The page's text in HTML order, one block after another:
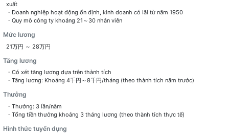
xuất
・Doanh nghiệp hoạt động ổn định, kinh doanh có lãi từ năm 1950
・Quy mô công ty khoảng 21～30 nhân viên
Mức lương
21万円 ～ 28万円
Tăng lương
・Có xét tăng lương dựa trên thành tích
・Tăng lương: Khoảng 4千円～8千円/tháng (theo thành tích năm trước)
Thưởng
・Thưởng: 3 lần/năm
・Tổng tiền thưởng khoảng 3 tháng lương (theo thành tích thực tế)
Hình thức tuyển dụng